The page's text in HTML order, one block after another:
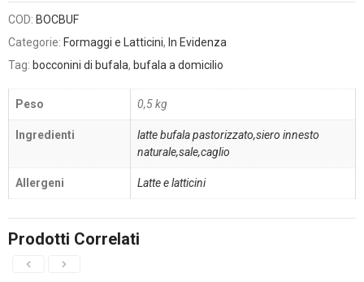
COD: BOCBUF
Categorie: Formaggi e Latticini, In Evidenza
Tag: bocconini di bufala, bufala a domicilio
Peso 0,5 kg
Ingredienti
latte bufala pastorizzato,siero innesto
naturale,sale,caglio
Allergeni Latte e latticini
Prodotti Correlati